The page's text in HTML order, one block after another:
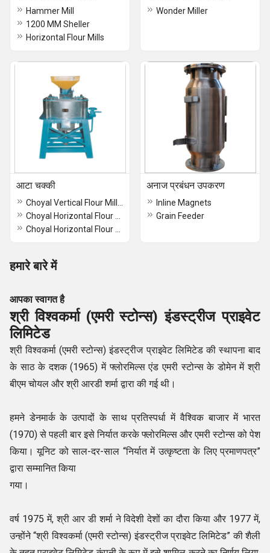
Hammer Mill
1200 MM Sheller
Horizontal Flour Mills
Wonder Miller
आटा चक्की अनाज प्रबंधन उपकरण
Inline Magnets
Grain Feeder
हमारे बारे में
आपका स्वागत है
श्री विश्वकर्मा (एमरी स्टोन्स) इंडस्ट्रीज प्राइवेट
लिमिटेड
श्री विश्वकर्मा (एमरी स्टोन्स) इंडस्ट्रीज प्राइवेट लिमिटेड की स्थापना बाद
के साठ के दशक (1965) में फ्लोरमिल्स एंड एमरी स्टोन्स के डोमेन में श्री
बीएम चोयल और श्री आरडी शर्मा द्वारा की गई थी।
हमने डेनमार्क के उत्पादों के साथ प्रतिस्पर्धा में वैश्विक बाजार में भारत
(1970) से पहली बार इसे निर्यात करके फ्लोरमिल्स और एमरी स्टोन्स को पेश
किया। यूनिट को साल-दर-साल “निर्यात में उत्कृष्टता के लिए प्रमाणपत्र”
द्वारा सम्मानित किया
गया।
वर्ष 1975 में, श्री आर डी शर्मा ने विदेशी देशों का दौरा किया और 1977 में,
उन्होंने “श्री विश्वकर्मा (एमरी स्टोन्स) इंडस्ट्रीज प्राइवेट लिमिटेड” की शैली